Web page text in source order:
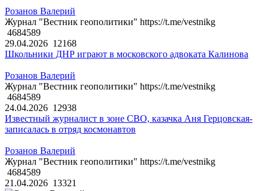
Розанов Валерий
Журнал "Вестник геополитики" https://t.me/vestnikg
4684589
29.04.2026 12168
Школьники ДНР играют в московского адвоката Калинова
Розанов Валерий
Журнал "Вестник геополитики" https://t.me/vestnikg
4684589
24.04.2026 12938
Известный журналист в зоне СВО, казачка Аня Герцовская-
записалась в отряд космонавтов
Розанов Валерий
Журнал "Вестник геополитики" https://t.me/vestnikg
4684589
21.04.2026 13321